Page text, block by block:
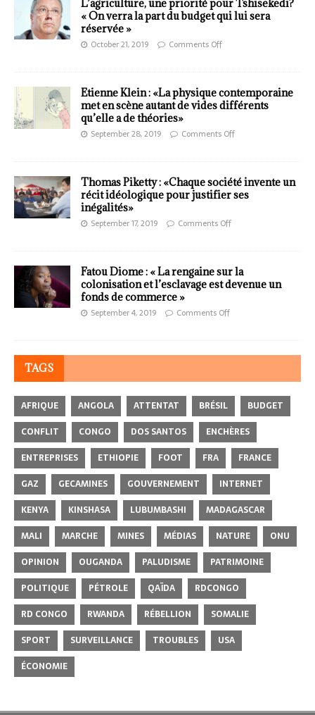
L’agriculture, une priorité pour Tshisekedi?
« On verra la part du budget qui lui sera
réservée »
October 21, 2019 Comments Off
Etienne Klein : «La physique contemporaine
met en scène autant de vides différents
qu’elle a de théories»
September 28, 2019 Comments Off
Thomas Piketty : «Chaque société invente un
récit idéologique pour justifier ses
inégalités»
September 17, 2019 Comments Off
Fatou Diome : « La rengaine sur la
colonisation et l’esclavage est devenue un
fonds de commerce »
September 4, 2019 Comments Off
TAGS
AFRIQUE ANGOLA ATTENTAT BRÉSIL
BUDGET
CONFLIT
CONGO DOS SANTOS
ENCHÈRES
ENTREPRISES
ETHIOPIE FOOT FRA
FRANCE
GAZ
GECAMINES GOUVERNEMENT
INTERNET
KENYA
KINSHASA LUBUMBASHI
MADAGASCAR
MALI
MARCHE MINES MÉDIAS NATURE
ONU
OPINION
OUGANDA PALUDISME
PATRIMOINE
POLITIQUE
PÉTROLE QAÏDA
RDCONGO
RD CONGO
RWANDA RÉBELLION
SOMALIE
SPORT
SURVEILLANCE TROUBLES
USA
ÉCONOMIE